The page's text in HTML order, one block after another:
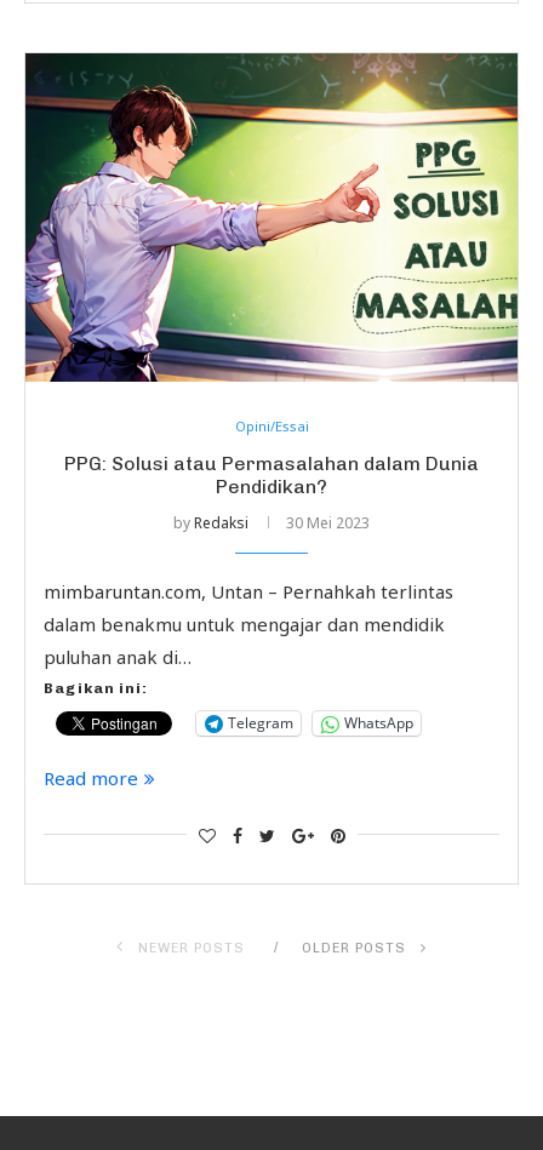
Opini/Essai
PPG: Solusi atau Permasalahan dalam Dunia
Pendidikan?
byRedaksi 30 Mei 2023
mimbaruntan.com, Untan – Pernahkah terlintas
dalam benakmu untuk mengajar dan mendidik
puluhan anak di…
Bagikan ini:
Telegram WhatsApp
Read more
NEWER POSTS OLDER POSTS